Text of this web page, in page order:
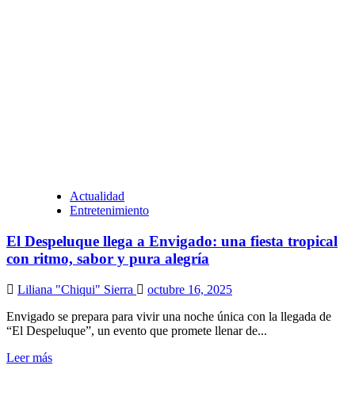
Actualidad
Entretenimiento
El Despeluque llega a Envigado: una fiesta tropical
con ritmo, sabor y pura alegría
Liliana "Chiqui" Sierra
octubre 16, 2025
Envigado se prepara para vivir una noche única con la llegada de
“El Despeluque”, un evento que promete llenar de...
Leer más